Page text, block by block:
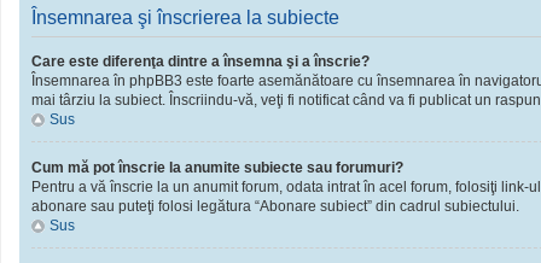
Însemnarea şi înscrierea la subiecte
Care este diferenţa dintre a însemna şi a înscrie?
Însemnarea în phpBB3 este foarte asemănătoare cu însemnarea în
mai târziu la subiect. Înscriindu-vă, veţi fi notificat când va fi publicat un
Sus
Cum mă pot înscrie la anumite subiecte sau forumuri?
Pentru a vă înscrie la un anumit forum, odata intrat în acel forum, folosiţi
abonare sau puteţi folosi legătura “Abonare subiect” din cadrul subiectului.
Sus